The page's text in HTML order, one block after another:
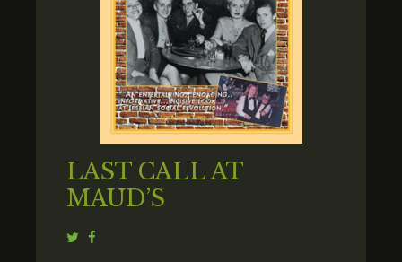
LAST CALL AT
MAUD’S
Twitter